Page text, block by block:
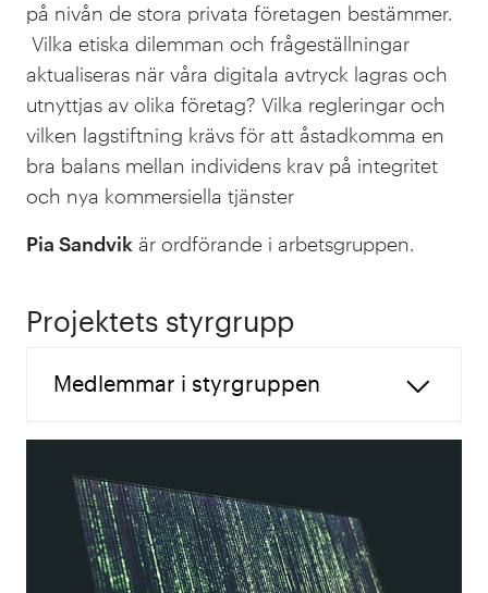
på nivån de stora privata företagen bestämmer.
Vilka etiska dilemman och frågeställningar
aktualiseras när våra digitala avtryck lagras och
utnyttjas av olika företag? Vilka regleringar och
vilken lagstiftning krävs för att åstadkomma en
bra balans mellan individens krav på integritet
och nya kommersiella tjänster
Pia Sandvik är ordförande i arbetsgruppen.
Projektets styrgrupp
Medlemmar i styrgruppen
(ordförande)
Karl Bergman, Vattenfall
Anne-Marie Eklund Löwinder,
Internetstiftelsen